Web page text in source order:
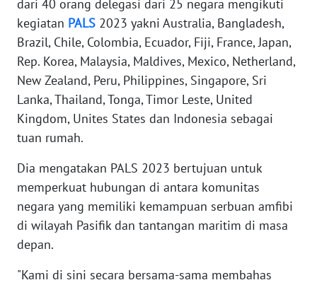
dari 40 orang delegasi dari 25 negara mengikuti
kegiatan PALS 2023 yakni Australia, Bangladesh,
Brazil, Chile, Colombia, Ecuador, Fiji, France, Japan,
Rep. Korea, Malaysia, Maldives, Mexico, Netherland,
New Zealand, Peru, Philippines, Singapore, Sri
Lanka, Thailand, Tonga, Timor Leste, United
Kingdom, Unites States dan Indonesia sebagai
tuan rumah.
Dia mengatakan PALS 2023 bertujuan untuk
memperkuat hubungan di antara komunitas
negara yang memiliki kemampuan serbuan amfibi
di wilayah Pasifik dan tantangan maritim di masa
depan.
"Kami di sini secara bersama-sama membahas
WN
NTT
WN
KEPRI
WN
WN
PAPUA
BARAT
RIAU